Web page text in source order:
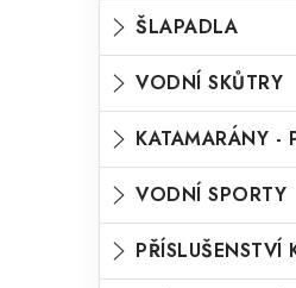
ŠLAPADLA
VODNÍ SKŮTRY
KATAMARÁNY -
VODNÍ SPORTY
PŘÍSLUŠENSTVÍ